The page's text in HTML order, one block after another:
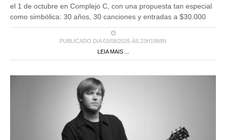
el 1 de octubre en Complejo C, con una propuesta tan especial
como simbólica: 30 años, 30 canciones y entradas a $30.000
PUBLICADO DIA 03/08/2026 ÀS 23H19MIN
LEIA MAIS ...